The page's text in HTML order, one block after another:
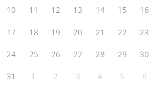
10 11 12 13 14 15 16
17 18 19 20 21 22 23
24 25 26 27 28 29 30
31 1 2 3 4 5 6